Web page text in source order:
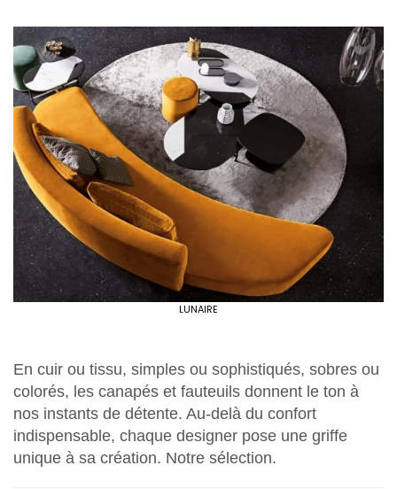
LUNAIRE
En cuir ou tissu, simples ou sophistiqués, sobres ou
colorés, les canapés et fauteuils donnent le ton à
nos instants de détente. Au-delà du confort
indispensable, chaque designer pose une griffe
unique à sa création. Notre sélection.